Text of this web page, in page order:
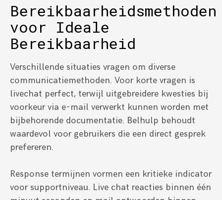
Bereikbaarheidsmethoden
voor Ideale
Bereikbaarheid
Verschillende situaties vragen om diverse
communicatiemethoden. Voor korte vragen is
livechat perfect, terwijl uitgebreidere kwesties bij
voorkeur via e-mail verwerkt kunnen worden met
bijbehorende documentatie. Belhulp behoudt
waardevol voor gebruikers die een direct gesprek
prefereren.
Response termijnen vormen een kritieke indicator
voor supportniveau. Live chat reacties binnen één